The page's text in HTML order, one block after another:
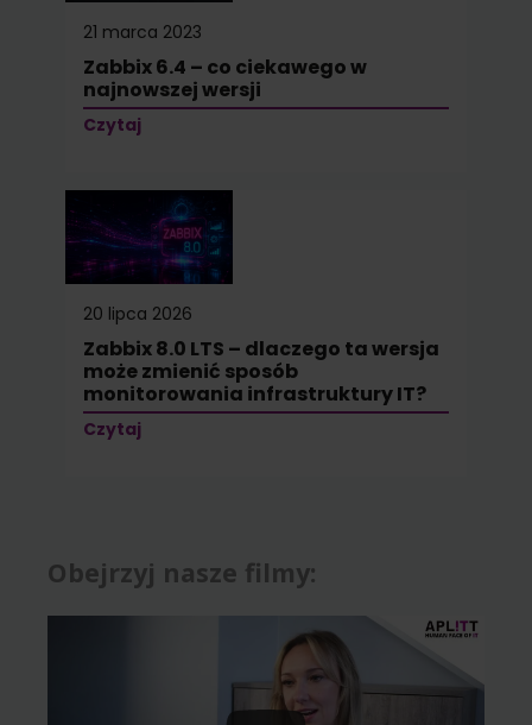
21 marca 2023
Zabbix 6.4 – co ciekawego w
najnowszej wersji
Czytaj
20 lipca 2026
Zabbix 8.0 LTS – dlaczego ta wersja
może zmienić sposób
monitorowania infrastruktury IT?
Czytaj
Obejrzyj nasze filmy: